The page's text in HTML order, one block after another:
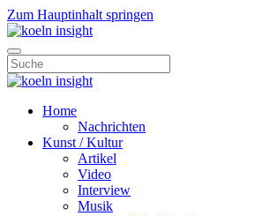
Zum Hauptinhalt springen
Home
Nachrichten
Kunst / Kultur
Artikel
Video
Interview
Musik